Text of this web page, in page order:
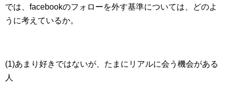
では、facebookのフォローを外す基準については、どのよ
うに考えているか。
(1)あまり好きではないが、たまにリアルに会う機会がある
人